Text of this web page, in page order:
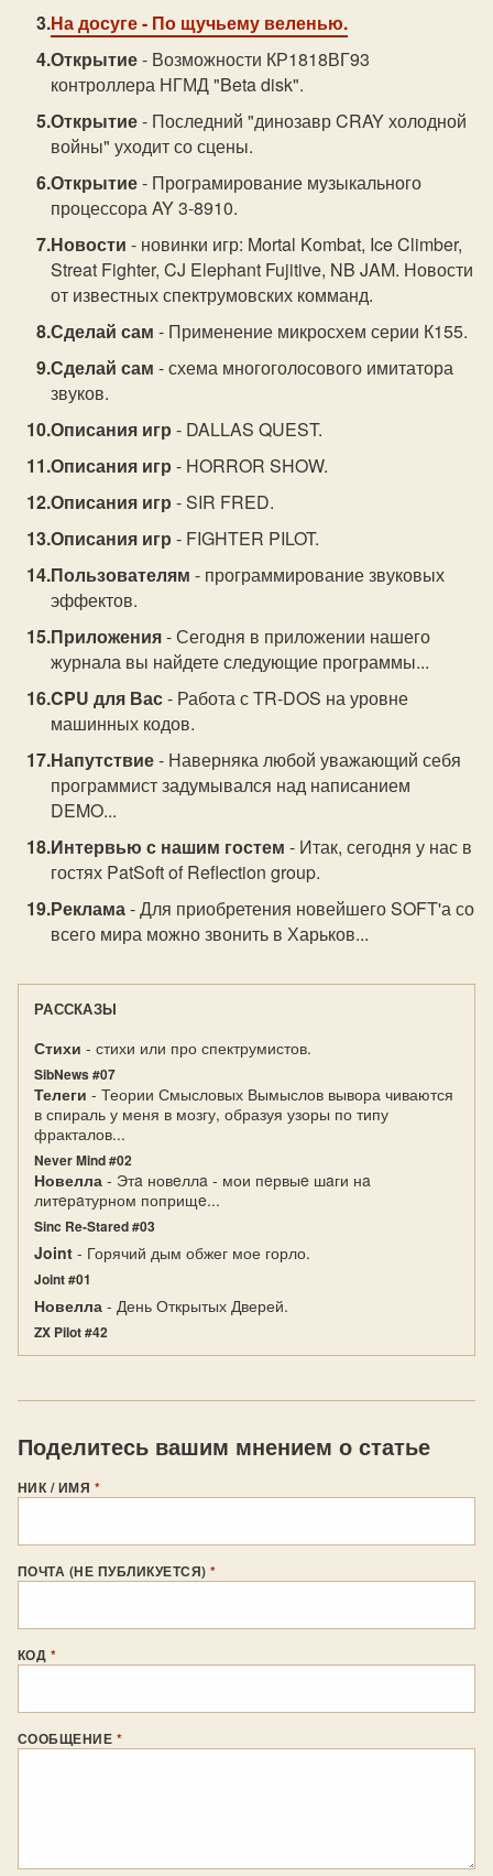
На досуге- По щучьему веленью.
Открытие- Возможности КР1818ВГ93
контроллера НГМД "Beta disk".
Открытие- Последний "динозавр CRAY холодной
войны" уходит со сцены.
Открытие- Програмирование музыкального
процессора AY 3-8910.
Новости - новинки игр: Mortal Kombat, Ice Climber,
Streat Fighter, CJ Elephant Fujitive, NB JAM. Новости
от известных спектрумовских комманд.
Сделай сам - Применение микросхем серии К155.
Сделай сам - схема многоголосового имитатора
звуков.
Описания игр - DALLAS QUEST.
Описания игр - HORROR SHOW.
Описания игр - SIR FRED.
Описания игр - FIGHTER PILOT.
Пользователям - программирование звуковых
эффектов.
Приложения- Сегодня в приложении нашего
журнала вы найдете следующие программы...
CPU для Вас- Работа с TR-DOS на уровне
машинных кодов.
Напутствие- Наверняка любой уважающий себя
программист задумывался над написанием
DEMO...
Интервью с нашим гостем - Итак, сегодня у нас в
гостях PatSoft of Reflection group.
Реклама- Для приобретения новейшего SOFT'а со
всего мира можно звонить в Харьков...
РАССКАЗЫ
Стихи - стихи или про спектрумистов.
SibNews #07
Телеги - Теории Смысловых Вымыслов вывора чиваются
в спираль у меня в мозгу, образуя узоры по типу
фракталов...
Never Mind #02
Новелла - Этa новeллa - мои пeрвыe шaги нa
литeрaтурном поприщe...
Sinc Re-Stared #03
Joint - Горячий дым обжег мое горло.
Joint #01
Новелла - День Открытых Дверей.
ZX Pilot #42
Поделитесь вашим мнением о статье
НИК / ИМЯ *
ПОЧТА (НЕ ПУБЛИКУЕТСЯ)*
КОД *
СООБЩЕНИЕ *